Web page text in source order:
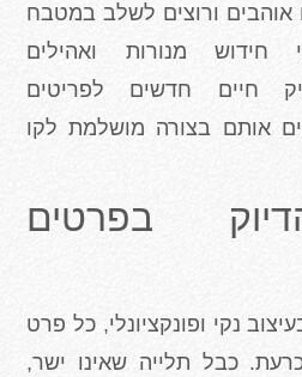
אוהבים ורוצים לשלב במטבח
חידוש מנורות ואהילים
חיים חדשים לפריטים
אותם בצורה מושלמת לקו
בפרטים
נקי ופונקציונלי, כל פרט
כבל תלייה שאינו ישר,